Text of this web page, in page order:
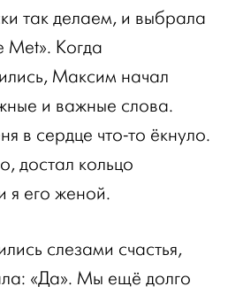
так делаем, и выбрала
Met». Когда
Максим начал
и важные слова.
в сердце что-то ёкнуло.
достал кольцо
я его женой.
слезами счастья,
«Да». Мы ещё долго